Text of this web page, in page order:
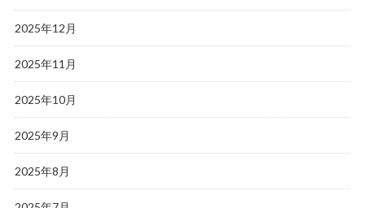
2025年12月
2025年11月
2025年10月
2025年9月
2025年8月